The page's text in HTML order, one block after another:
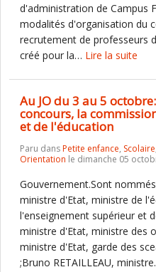
d'administration de Campus
modalités d'organisation du
recrutement de professeurs
créé pour la… Lire la suite
Au JO du 3 au 5
concours, la
et de l'éducation
Paru dansPetite enfance, Scolaire
Orientation le dimanche 05
Gouvernement.Sont
ministre d'Etat, ministre de
l'enseignement supérieur et
ministre d'Etat, ministre des
ministre d'Etat, garde des
;Bruno RETAILLEAU,